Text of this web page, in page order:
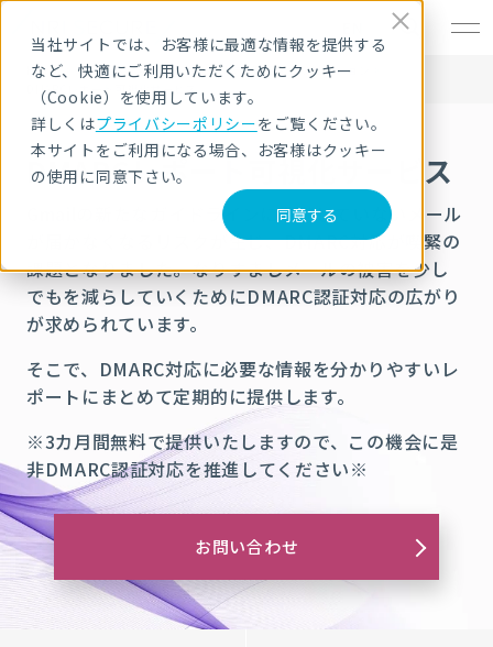
当社サイトでは、お客様に最適な情報を提供する
など、快適にご利用いただくためにクッキー
（Cookie）を使用しています。
詳しくはプライバシーポリシーをご覧ください。
本サイトをご利用になる場合、お客様はクッキー
の使用に同意下さい。
同意する
HOME サービス・製品
セキュリティ製品・ソリューション
DMARCレポート可視化サービス
DMARCレポート可視化サービス
Gmailの新たなガイドラインに準拠していない
メール
が生じ、DMARC対応が喫緊の
課題となりました。なりすましメールの被害を少し
でもを減らしていくためにDMARC認証対応の広がり
が求められています。
そこで、DMARC対応に必要な情報を分かりやすいレ
ポートにまとめて定期的に提供します。
※3カ月間無料で提供いたしますので、この機会に是
非DMARC認証対応を推進してください※
お問い合わせ